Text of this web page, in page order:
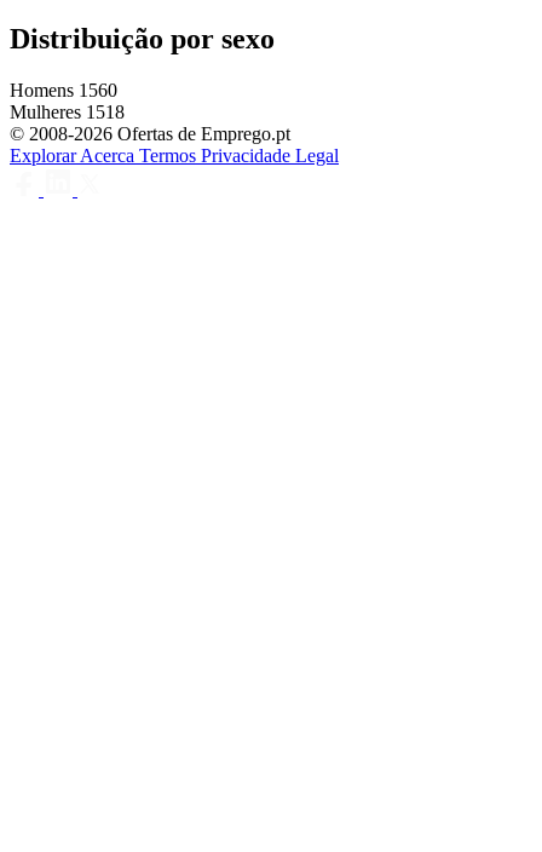
Distribuição por sexo
Homens 1560
Mulheres 1518
© 2008-2026 Ofertas de Emprego.pt
ExplorarAcerca Termos Privacidade Legal